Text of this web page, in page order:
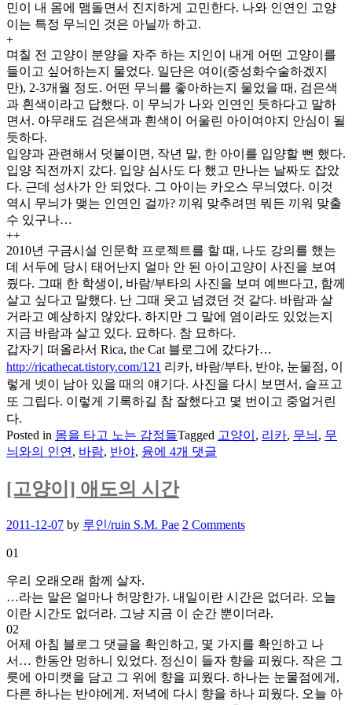
민이 내 몸에 맴돌면서 진지하게 고민한다. 나와 인연인 고양
이는 특정 무늬인 것은 아닐까 하고.
+
며칠 전 고양이 분양을 자주 하는 지인이 내게 어떤 고양이를
들이고 싶어하는지 물었다. 일단은 여이(중성화수술하겠지
만), 2-3개월 정도. 어떤 무늬를 좋아하는지 물었을 때, 검은색
과 흰색이라고 답했다. 이 무늬가 나와 인연인 듯하다고 말하
면서. 아무래도 검은색과 흰색이 어울린 아이여야지 안심이 될
듯하다.
입양과 관련해서 덧붙이면, 작년 말, 한 아이를 입양할 뻔 했다.
입양 직전까지 갔다. 입양 심사도 다 했고 만나는 날짜도 잡았
다. 근데 성사가 안 되었다. 그 아이는 카오스 무늬였다. 이것
역시 무늬가 맺는 인연인 걸까? 끼워 맞추려면 뭐든 끼워 맞출
수 있구나…
++
2010년 구금시설 인문학 프로젝트를 할 때, 나도 강의를 했는
데 서두에 당시 태어난지 얼마 안 된 아이고양이 사진을 보여
줬다. 그때 한 학생이, 바람/부타의 사진을 보며 예쁘다고, 함께
살고 싶다고 말했다. 난 그때 웃고 넘겼던 것 같다. 바람과 살
거라고 예상하지 않았다. 하지만 그 말에 염이라도 있었는지
지금 바람과 살고 있다. 묘하다. 참 묘하다.
갑자기 떠올라서 Rica, the Cat 블로그에 갔다가…
http://ricathecat.tistory.com/121 리카, 바람/부타, 반야, 눈물점, 이
렇게 넷이 남아 있을 때의 얘기다. 사진을 다시 보면서, 슬프고
또 그립다. 이렇게 기록하길 참 잘했다고 몇 번이고 중얼거린
다.
Posted in 몸을 타고 노는 감정들Tagged 고양이 , 리카, 무늬 , 무
늬와의 인연, 바람, 반야, 융[고
이]
무
늬
와
에 4개 댓글
[고양이] 애도의 시간
Posted
2011-12-07 by 루인/ruin S.M. Pae 2 Comments
01
우리 오래오래 함께 살자.
…라는 말은 얼마나 허망한가. 내일이란 시간은 없더라. 오늘
이란 시간도 없더라. 그냥 지금 이 순간 뿐이더라.
02
어제 아침 블로그 댓글을 확인하고, 몇 가지를 확인하고 나
서… 한동안 멍하니 있었다. 정신이 들자 향을 피웠다. 작은 그
릇에 아미캣을 담고 그 위에 향을 피웠다. 하나는 눈물점에게,
다른 하나는 반야에게. 저녁에 다시 향을 하나 피웠다. 오늘 아